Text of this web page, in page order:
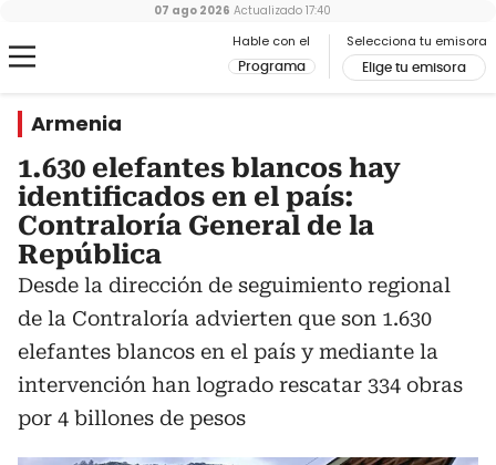
Hable con el
Programa
Selecciona tu emisora
Elige tu emisora
07 ago 2026 Actualizado 17:40
Armenia
1.630 elefantes blancos hay
identificados en el país:
Contraloría General de la
República
Desde la dirección de seguimiento regional
de la Contraloría advierten que son 1.630
elefantes blancos en el país y mediante la
intervención han logrado rescatar 334 obras
por 4 billones de pesos